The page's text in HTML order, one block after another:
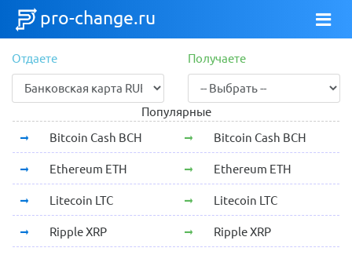
pro-change.ru
Отдаете Получаете
Популярные
Bitcoin Cash BCH
Bitcoin Cash BCH
Ethereum ETH Ethereum ETH
Litecoin LTC Litecoin LTC
Ripple XRP Ripple XRP